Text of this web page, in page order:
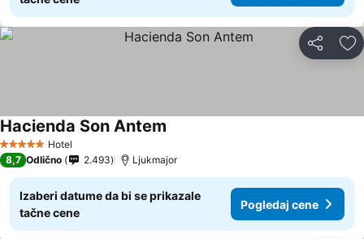
Deli
5 ZvezdiceHotel
Hacienda Son Antem
8,7 Odlično 2.493 Ljukmajor
Izaberi datume da bi se prikazale
tačne cene
Pogledaj cene